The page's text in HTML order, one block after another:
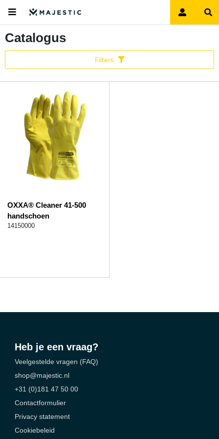
Catalogus
Filters
OXXA® Cleaner 41-500
handschoen
14150000
Heb je een vraag?
Veelgestelde vragen (FAQ)
shop@majestic.nl
+31 (0)181 47 50 00
Contactformulier
Privacy statement
Cookiebeleid